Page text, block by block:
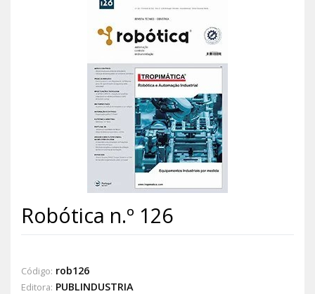
Robótica n.º 126
Código: rob126
Editora: PUBLINDUSTRIA